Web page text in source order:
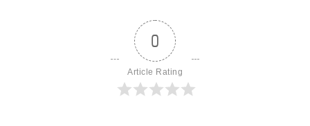
0
Article Rating